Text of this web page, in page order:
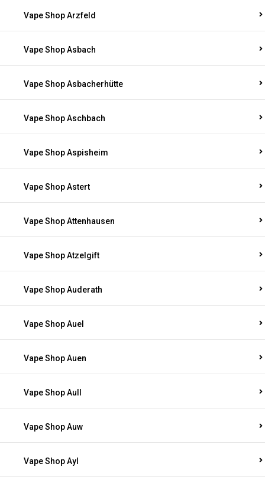
Vape Shop Arzfeld
Vape Shop Asbach
Vape Shop Asbacherhütte
Vape Shop Aschbach
Vape Shop Aspisheim
Vape Shop Astert
Vape Shop Attenhausen
Vape Shop Atzelgift
Vape Shop Auderath
Vape Shop Auel
Vape Shop Auen
Vape Shop Aull
Vape Shop Auw
Vape Shop Ayl